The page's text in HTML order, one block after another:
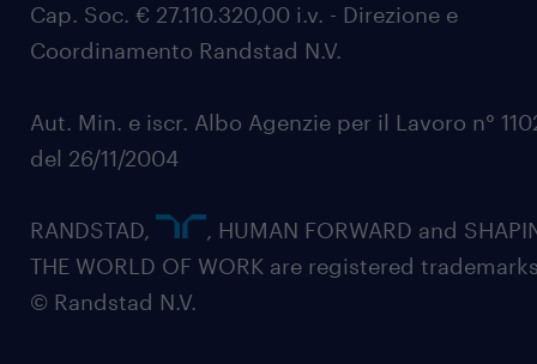
Cap. Soc. € 27.110.320,00 i.v. - Direzione e
Coordinamento Randstad N.V.
Aut. Min. e iscr. Albo Agenzie per il Lavoro n°
del 26/11/2004
RANDSTAD,
, HUMAN FORWARD and
THE WORLD OF WORK are registered
© Randstad N.V.